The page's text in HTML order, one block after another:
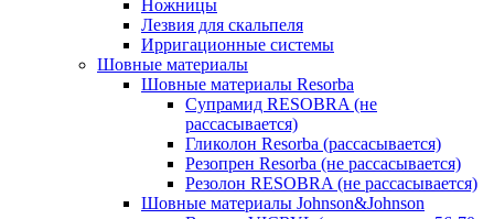
Ножницы
Лезвия для скальпеля
Ирригационные системы
Шовные материалы
Шовные материалы Resorba
Супрамид RESOBRA (не
рассасывается)
Гликолон Resorba (рассасывается)
Резопрен Resorba (не рассасывается)
Резолон RESOBRA (не рассасывается)
Шовные материалы Johnson&Johnson